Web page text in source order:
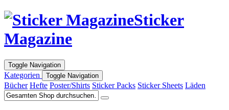
Sticker
Magazine
Toggle Navigation
Kategorien Toggle Navigation
Bücher Hefte Poster/Shirts Sticker Packs Sticker Sheets Läden